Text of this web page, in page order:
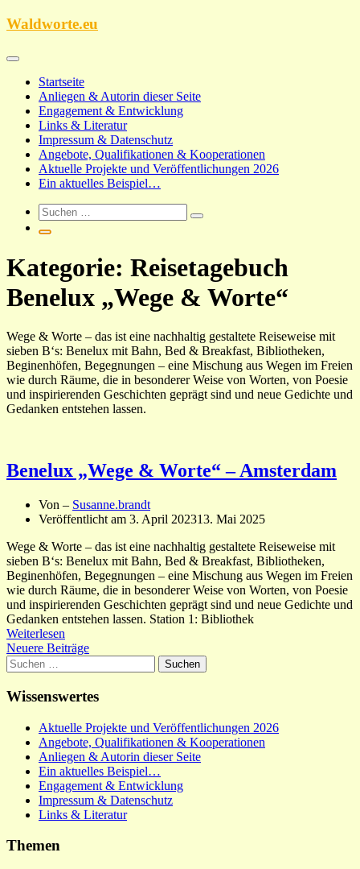
Zum
Waldworte.eu
Startseite
Anliegen & Autorin dieser Seite
Engagement & Entwicklung
Links & Literatur
Impressum & Datenschutz
Angebote, Qualifikationen & Kooperationen
Aktuelle Projekte und Veröffentlichungen 2026
Ein aktuelles Beispiel…
Kategorie: Reisetagebuch
Benelux „Wege & Worte“
Wege & Worte – das ist eine nachhaltig gestaltete Reiseweise mit
sieben B‘s: Benelux mit Bahn, Bed & Breakfast, Bibliotheken,
Beginenhöfen, Begegnungen – eine Mischung aus Wegen im Freien
wie durch Räume, die in besonderer Weise von Worten, von Poesie
und inspirierenden Geschichten geprägt sind und neue Gedichte und
Gedanken entstehen lassen.
Benelux „Wege & Worte“ – Amsterdam
Von – Susanne.brandt
Veröffentlicht am 3. April 202313. Mai 2025
Wege & Worte – das ist eine nachhaltig gestaltete Reiseweise mit
sieben B‘s: Benelux mit Bahn, Bed & Breakfast, Bibliotheken,
Beginenhöfen, Begegnungen – eine Mischung aus Wegen im Freien
wie durch Räume, die in besonderer Weise von Worten, von Poesie
und inspirierenden Geschichten geprägt sind und neue Gedichte und
Gedanken entstehen lassen. Station 1: Bibliothek
Weiterlesen
Beitragsnavigation
Neuere Beiträge
Suchen
nach:
Wissenswertes
Aktuelle Projekte und Veröffentlichungen 2026
Angebote, Qualifikationen & Kooperationen
Anliegen & Autorin dieser Seite
Ein aktuelles Beispiel…
Engagement & Entwicklung
Impressum & Datenschutz
Links & Literatur
Themen